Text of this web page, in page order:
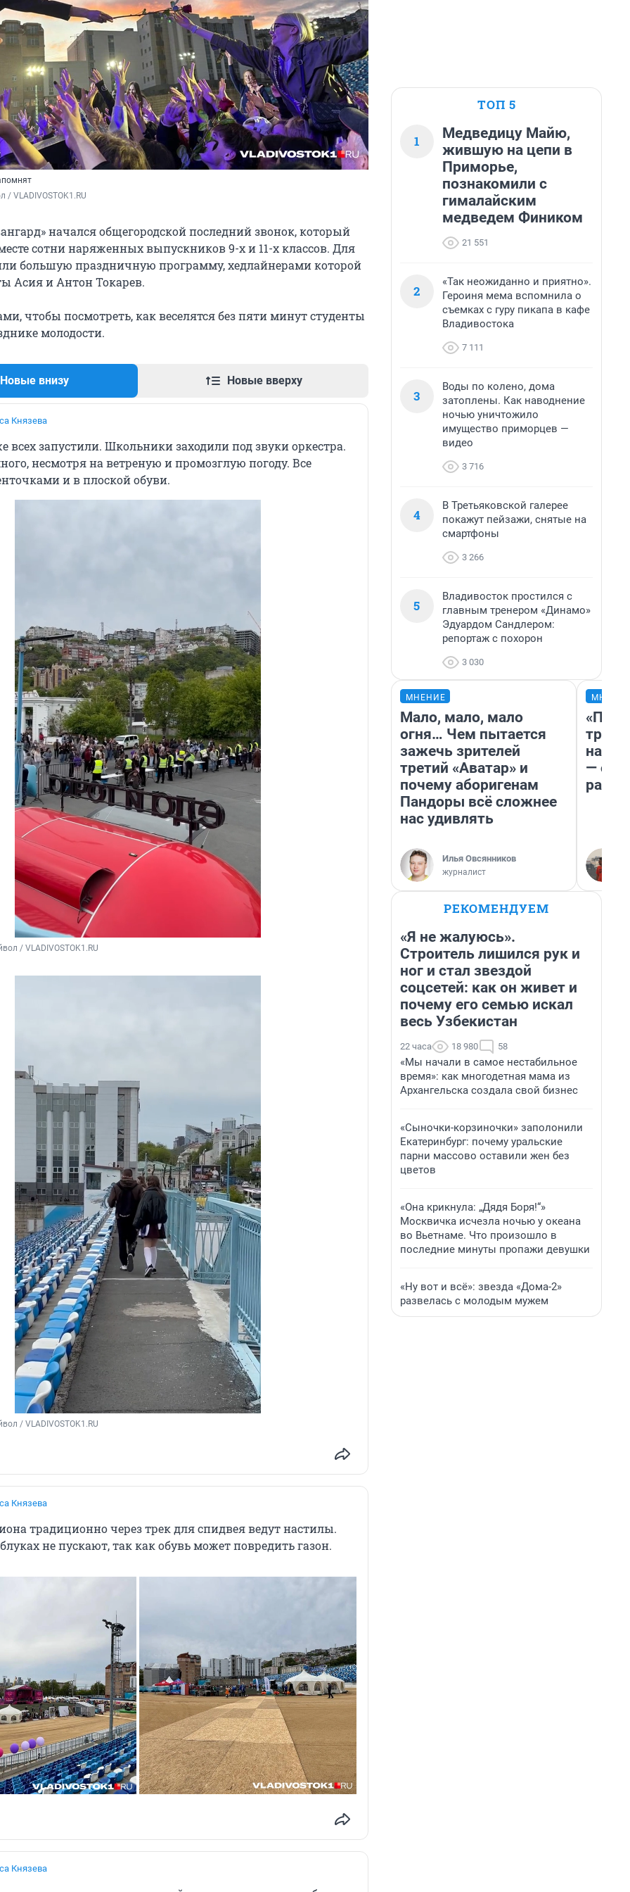
/ VLADIVOSTOK1.RU
начался общегородской последний звонок, который
сотни наряженных выпускников 9-х и 11-х классов. Для
большую праздничную программу, хедлайнерами которой
Асия и Антон Токарев.
чтобы посмотреть, как веселятся без пяти минут студенты
молодости.
Новые внизу Новые вверху
Князева
всех запустили. Школьники заходили под звуки оркестра.
несмотря на ветреную и промозглую погоду. Все
и в плоской обуви.
/ VLADIVOSTOK1.RU
/ VLADIVOSTOK1.RU
Князева
традиционно через трек для спидвея ведут настилы.
не пускают, так как обувь может повредить газон.
Князева
ТОП 5
1
Медведицу Майю,
жившую на цепи в
Приморье,
познакомили с
гималайским
медведем Фиником
21 551
2
«Так неожиданно и приятно».
Героиня мема вспомнила о
съемках с гуру пикапа в кафе
Владивостока
7 111
3
Воды по колено, дома
затоплены. Как наводнение
ночью уничтожило
имущество приморцев —
видео
3 716
4
В Третьяковской галерее
покажут пейзажи, снятые на
смартфоны
3 266
5
Владивосток простился с
главным тренером «Динамо»
Эдуардом Сандлером:
репортаж с похорон
3 030
МНЕНИЕ
Мало, мало, мало
огня… Чем пытается
зажечь зрителей
третий «Аватар» и
почему аборигенам
Пандоры всё сложнее
нас удивлять
Илья Овсянников
журналист
на
— об
РЕКОМЕНДУЕМ
«Я не жалуюсь».
Строитель лишился рук и
ног и стал звездой
соцсетей: как он живет и
почему его семью искал
весь Узбекистан
22 часа 18 980 58
«Мы начали в самое нестабильное
время»: как многодетная мама из
Архангельска создала свой бизнес
«Сыночки-корзиночки» заполонили
Екатеринбург: почему уральские
парни массово оставили жен без
цветов
«Она крикнула: „Дядя Боря!“»
Москвичка исчезла ночью у океана
во Вьетнаме. Что произошло в
последние минуты пропажи девушки
«Ну вот и всё»: звезда «Дома-2»
развелась с молодым мужем